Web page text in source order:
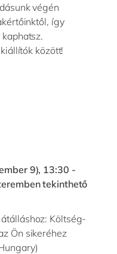
végén
így
között!
9), 13:30 -
tekinthető
Költség-
Ön sikeréhez